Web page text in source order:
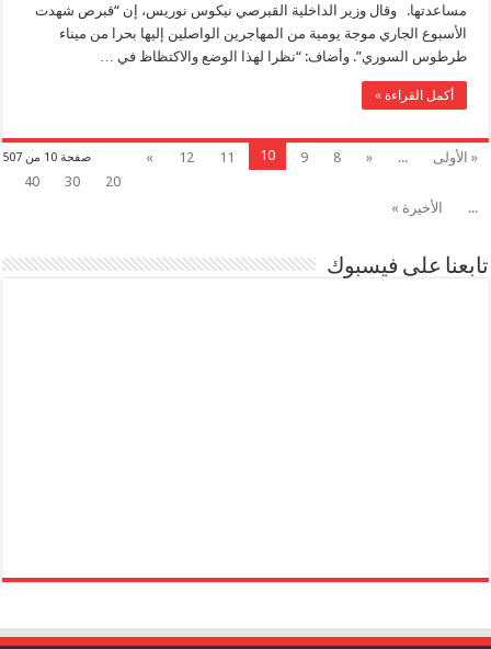
مساعدتها. وقال وزير الداخلية القبرصي نيكوس نوريس، إن “قبرص شهدت
الأسبوع الجاري موجة يومية من المهاجرين الواصلين إليها بحرا من ميناء
طرطوس السوري”. وأضاف: “نظرا لهذا الوضع والاكتظاظ في …
أكمل القراءة »
صفحة 10 من 507 « الأولى ...
«
8
9
10
11
12
»
20
30
40
...
الأخيرة »
تابعنا على فيسبوك